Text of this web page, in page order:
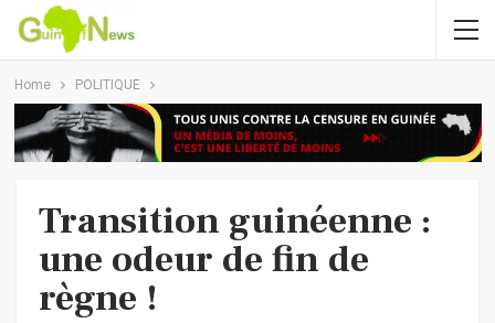
Home POLITIQUE
Transition guinéenne :
une odeur de fin de
règne !